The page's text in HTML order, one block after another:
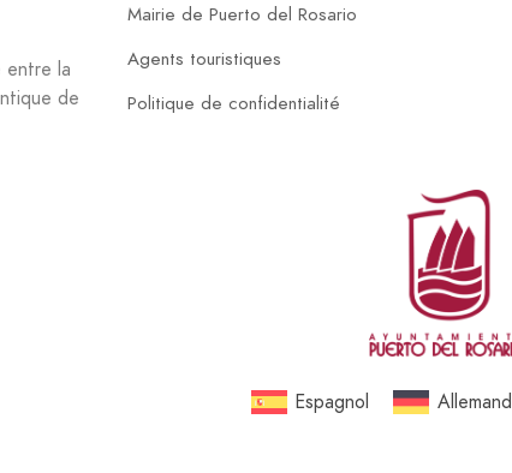
entre la
de
Mairie de Puerto del Rosario
Agents touristiques
Politique de confidentialité
Espagnol Allemand